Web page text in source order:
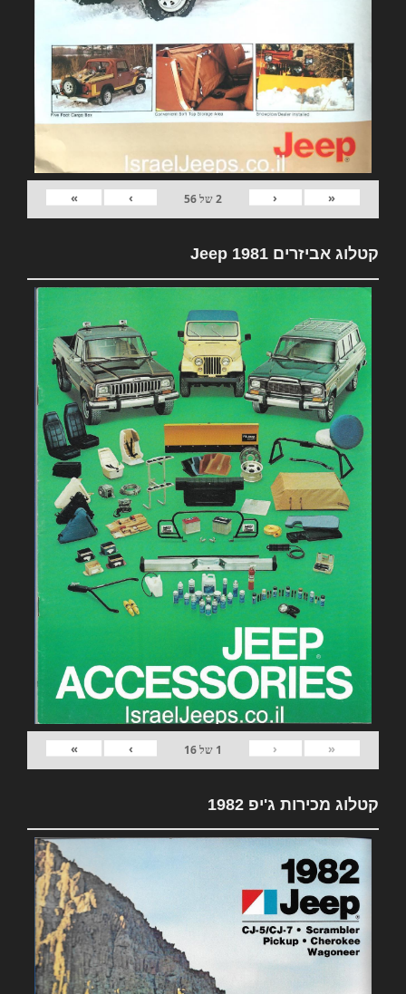
«
‹
2של56
›
»
קטלוג אביזרים 1981 Jeep
«
‹
1 של16
›
»
קטלוג מכירות ג'יפ 1982